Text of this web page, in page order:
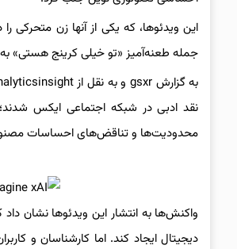
این ویدئوها، که یکی از آنها زن متحرکی
جمله طعنه‌آمیز «تو خیلی کرینج
نقد ادبی در شبکه اجتماعی ایکس شدند؛
محدودیت‌ها و تناقض‌های احساسات
واکنش‌ها به انتشار این ویدئوها نشان
دیجیتال ایجاد کند. اما کارشناسان و